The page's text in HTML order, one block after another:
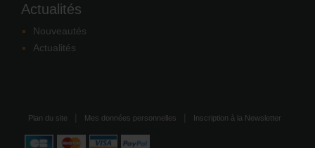
Actualités
Nouveautés
Actualités
Plan du site Mes données personnelles Inscription à la Newsletter